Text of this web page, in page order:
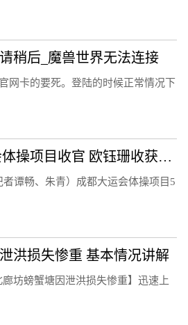
稍后_魔兽世界无法连接
网卡的要死。登陆的时候正常情况下
成都大运会|大运会体操项目收官 欧钰珊收获第四金
谭畅、朱青）成都大运会体操项目5
洪损失惨重 基本情况讲解
坊螃蟹塘因泄洪损失惨重】迅速上